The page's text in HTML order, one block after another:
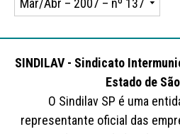
SINDILAV - Sindicato
Estado de
O Sindilav SP é uma
representante oficial das